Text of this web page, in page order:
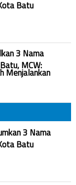
Batu
3 Nama
MCW:
Menjalankan
3 Nama
Batu